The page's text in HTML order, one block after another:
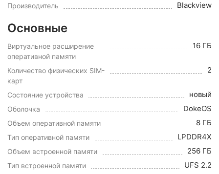
Производитель Blackview
Основные
Виртуальное расширение
оперативной памяти
16 ГБ
Количество физических SIM-
карт
2
Состояние устройства новый
Оболочка DokeOS
Объем оперативной памяти 8 ГБ
Тип оперативной памяти LPDDR4X
Объем встроенной памяти 256 ГБ
Тип встроенной памяти UFS 2.2